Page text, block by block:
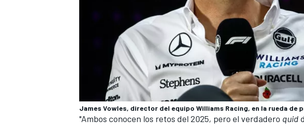
James Vowles, director del equipo Williams Racing, en la rueda de
"Ambos conocen los retos del 2025, pero el verdadero quid